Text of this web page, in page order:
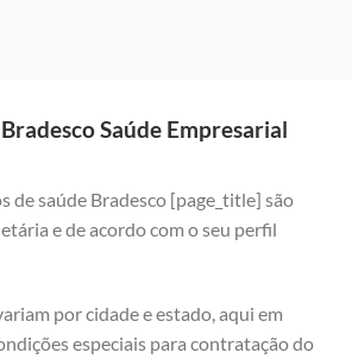
Saúde Empresarial
de saúde Bradesco [page_title] são
e de acordo com o seu perfil
por cidade e estado, aqui em
especiais para contratação do